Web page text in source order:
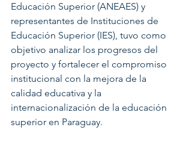
Educación Superior (ANEAES) y
representantes de Instituciones de
Educación Superior (IES), tuvo como
objetivo analizar los progresos del
proyecto y fortalecer el compromiso
institucional con la mejora de la
calidad educativa y la
internacionalización de la educación
superior en Paraguay.